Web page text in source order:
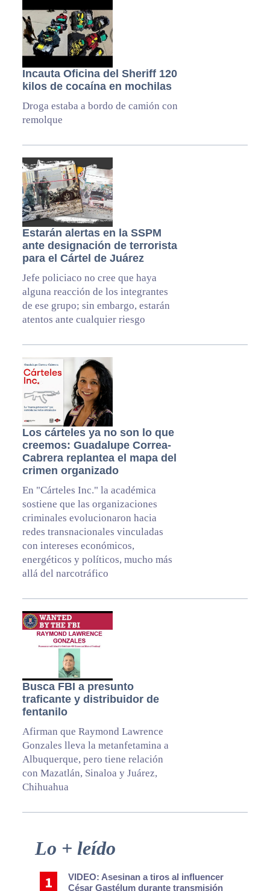
Incauta Oficina del Sheriff 120
kilos de cocaína en mochilas
Droga estaba a bordo de camión con
remolque
Estarán alertas en la SSPM
ante designación de terrorista
para el Cártel de Juárez
Jefe policiaco no cree que haya
alguna reacción de los integrantes
de ese grupo; sin embargo, estarán
atentos ante cualquier riesgo
Los cárteles ya no son lo que
creemos: Guadalupe Correa-
Cabrera replantea el mapa del
crimen organizado
En "Cárteles Inc." la académica
sostiene que las organizaciones
criminales evolucionaron hacia
redes transnacionales vinculadas
con intereses económicos,
energéticos y políticos, mucho más
allá del narcotráfico
Busca FBI a presunto
traficante y distribuidor de
fentanilo
Afirman que Raymond Lawrence
Gonzales lleva la metanfetamina a
Albuquerque, pero tiene relación
con Mazatlán, Sinaloa y Juárez,
Chihuahua
Primary
Lo + leído
VIDEO: Asesinan a tiros al influencer
César Gastélum durante transmisión